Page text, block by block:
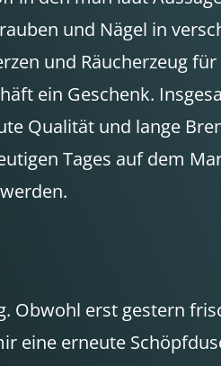
und Nägel in
und Räucherzeug
ein Geschenk.
Qualität und lange
Tages auf dem
Obwohl erst gestern
eine erneute